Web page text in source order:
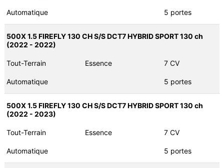
Automatique 5 portes
500X 1.5 FIREFLY 130 CH S/S DCT7 HYBRID SPORT 130 ch
(2022 - 2022)
Tout-Terrain Essence 7 CV
Automatique 5 portes
500X 1.5 FIREFLY 130 CH S/S DCT7 HYBRID SPORT 130 ch
(2022 - 2023)
Tout-Terrain Essence 7 CV
Automatique 5 portes